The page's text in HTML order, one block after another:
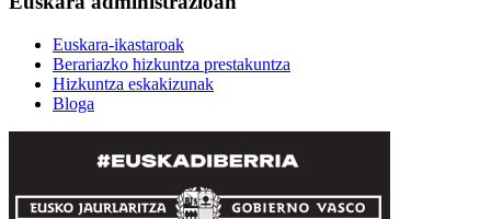
Euskara-ikastaroak
Berariazko hizkuntza prestakuntza
Hizkuntza eskakizunak
Bloga